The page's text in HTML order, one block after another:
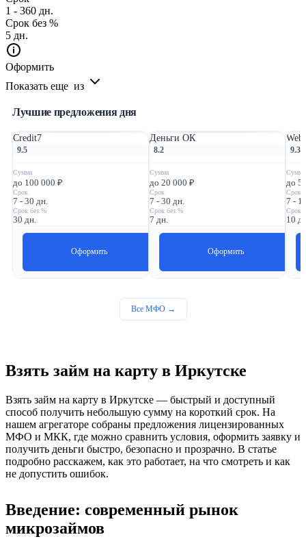
1 - 360 дн.
Срок без %
5 дн.
Оформить
Показать еще из
Лучшие предложения дня
Credit7
9.5
Сумма
до 100 000 ₽
Срок
7 - 30 дн.
Срок без %
30 дн.
Оформить
Деньги ОК
8.2
Сумма
до 20 000 ₽
Срок
7 - 30 дн.
Срок без %
7 дн.
Оформить
9.3
Сумма
до 5
Срок
7 -
Срок
10
Все МФО →
Взять займ на карту в Иркутске
Взять займ на карту в Иркутске — быстрый и доступный
способ получить небольшую сумму на короткий срок. На
нашем агрегаторе собраны предложения лицензированных
МФО и МКК, где можно сравнить условия, оформить заявку и
получить деньги быстро, безопасно и прозрачно. В статье
подробно расскажем, как это работает, на что смотреть и как
не допустить ошибок.
Введение: современный рынок
микрозаймов